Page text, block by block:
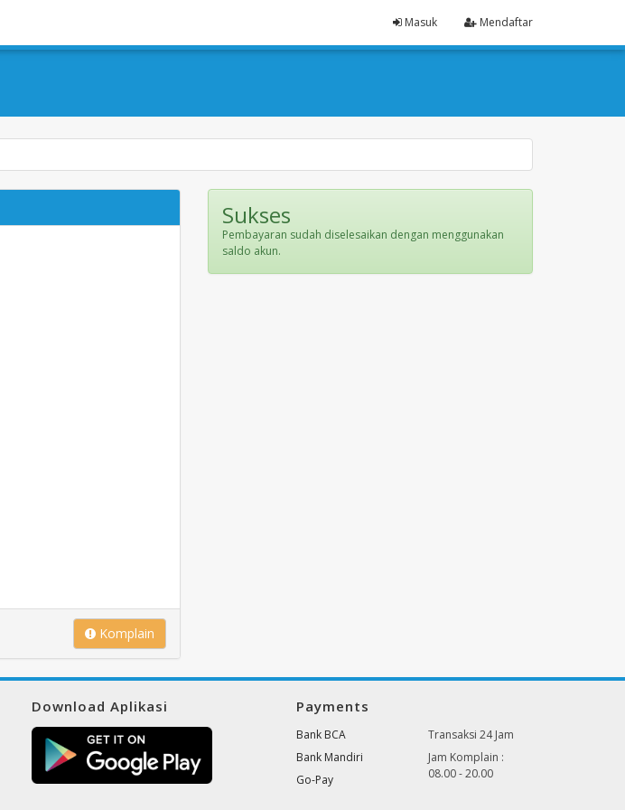
Masuk Mendaftar
Komplain
Sukses
Pembayaran sudah diselesaikan dengan menggunakan
saldo akun.
Download Aplikasi Payments
Bank BCA
Bank Mandiri
Go-Pay
Transaksi 24 Jam
Jam Komplain :
08.00 - 20.00